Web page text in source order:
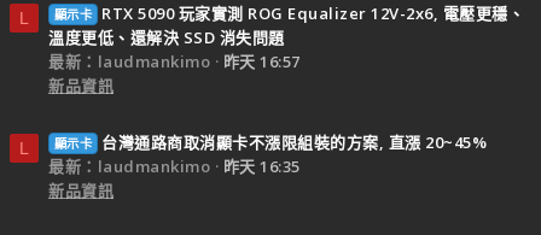
L 顯示卡
RTX 5090 玩家實測 ROG Equalizer 12V-2x6, 電壓更穩、
溫度更低、還解決 SSD 消失問題
最新：laudmankimo
昨天 16:57
新品資訊
L 顯示卡
台灣通路商取消顯卡不漲限組裝的方案, 直漲 20~45%
最新：laudmankimo
昨天 16:35
新品資訊